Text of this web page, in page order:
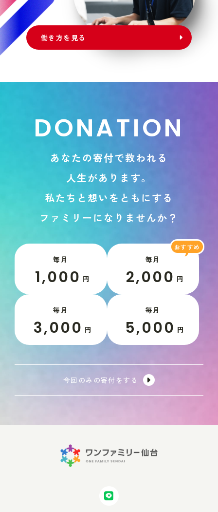
働き方を見る
DONATION
あ な たの寄付で救われ る
人生があ り ま す。
私た ち と 想い を と も にする
フ ァ ミ リ ーに な り ま せんか ？
毎月
1,000 円
毎月
2,000 円
毎月
3,000 円
毎月
5,000 円
今回のみの寄付をする